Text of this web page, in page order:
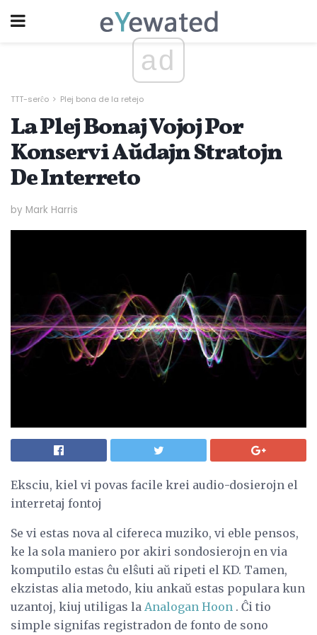
ad
TTT-serĉo Plej bona de la retejo
La Plej Bonaj Vojoj Por
Konservi Aŭdajn Stratojn
De Interreto
by Mark Harris
Eksciu, kiel vi povas facile krei audio-dosierojn el
interretaj fontoj
Se vi estas nova al cifereca muziko, vi eble pensos,
ke la sola maniero por akiri sondosierojn en via
komputilo estas ĉu elŝuti aŭ ripeti el KD. Tamen,
ekzistas alia metodo, kiu ankaŭ estas populara kun
uzantoj, kiuj utiligas la Analogan Hoon . Ĉi tio
simple signifas registradon de fonto de sono